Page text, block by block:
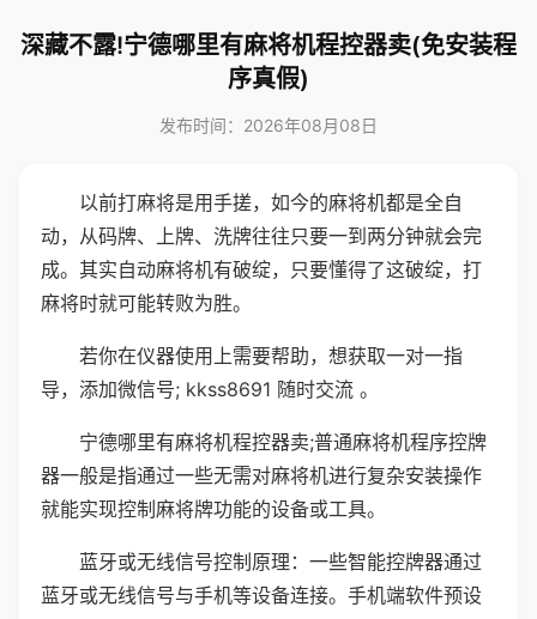
深藏不露!宁德哪里有麻将机程控器卖(免安装程
序真假)
发布时间：2026年08月08日
以前打麻将是用手搓，如今的麻将机都是全自
动，从码牌、上牌、洗牌往往只要一到两分钟就会完
成。其实自动麻将机有破绽，只要懂得了这破绽，打
麻将时就可能转败为胜。
若你在仪器使用上需要帮助，想获取一对一指
导，添加微信号; kkss8691 随时交流 。
宁德哪里有麻将机程控器卖;普通麻将机程序控牌
器一般是指通过一些无需对麻将机进行复杂安装操作
就能实现控制麻将牌功能的设备或工具。
蓝牙或无线信号控制原理：一些智能控牌器通过
蓝牙或无线信号与手机等设备连接。手机端软件预设